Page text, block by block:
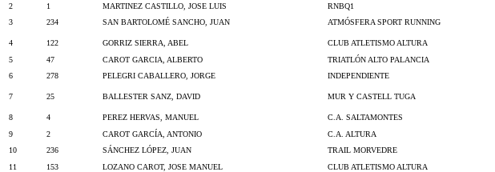
2
1 MARTINEZ CASTILLO, JOSE LUIS RNBQ1
3
234 SAN BARTOLOMÉ SANCHO, JUAN ATMÓSFERA SPORT RUNNING
4 122 GORRIZ SIERRA, ABEL CLUB ATLETISMO ALTURA
5
47 CAROT GARCIA, ALBERTO TRIATLÓN ALTO PALANCIA
6
278 PELEGRI CABALLERO, JORGE INDEPENDIENTE
7 25 BALLESTER SANZ, DAVID MUR Y CASTELL TUGA
8 4 PEREZ HERVAS, MANUEL C.A. SALTAMONTES
9
2 CAROT GARCÍA, ANTONIO C.A. ALTURA
10
236 SÁNCHEZ LÓPEZ, JUAN TRAIL MORVEDRE
11
153 LOZANO CAROT, JOSE MANUEL CLUB ATLETISMO ALTURA